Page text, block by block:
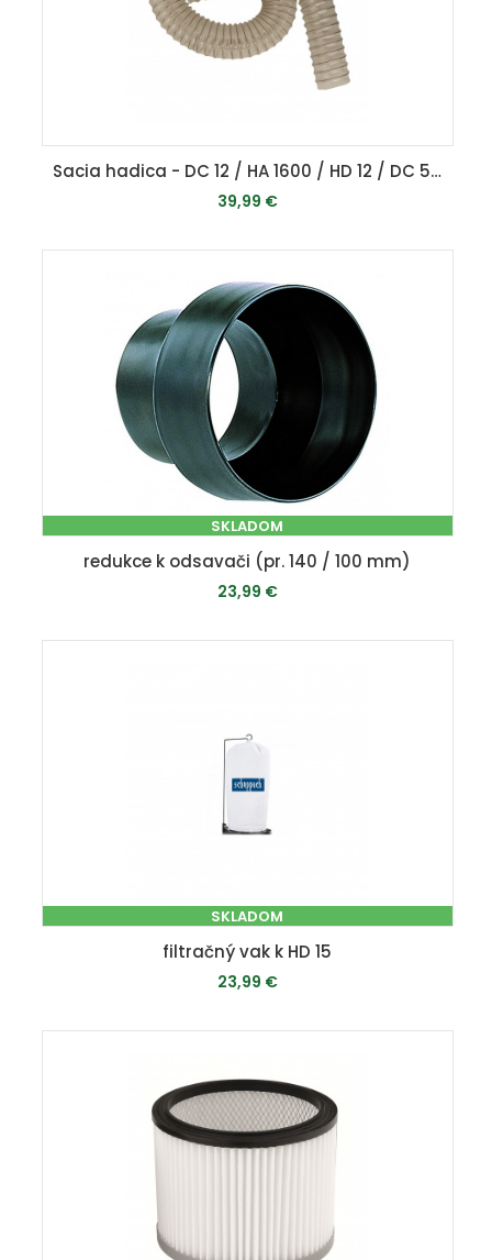
Sacia hadica - DC 12 / HA 1600 / HD 12 / DC 500
39,99 €
SKLADOM
redukce k odsavači (pr. 140 / 100 mm)
23,99 €
SKLADOM
filtračný vak k HD 15
23,99 €